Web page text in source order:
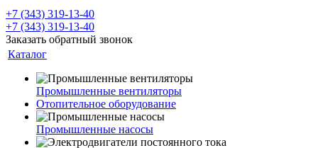
+7 (343) 319-13-40
+7 (343) 319-13-40
Заказать обратный звонок
Каталог
Промышленные вентиляторы
Отопительное оборудование
Промышленные насосы